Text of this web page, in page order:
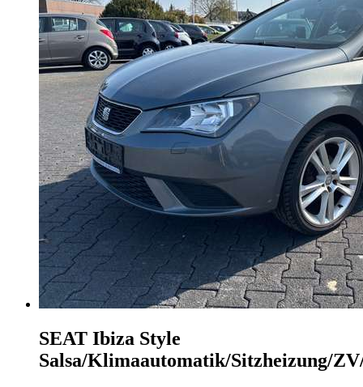
SEAT Ibiza Style
Salsa/Klimaautomatik/Sitzheizung/